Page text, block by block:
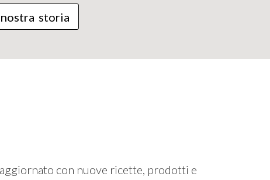
storia
con nuove ricette, prodotti e